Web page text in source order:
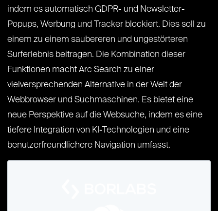
indem es automatisch GDPR- und Newsletter-
Popups, Werbung und Tracker blockiert. Dies soll zu
einem zu einem saubereren und ungestörteren
Surferlebnis beitragen. Die Kombination dieser
Funktionen macht Arc Search zu einer
vielversprechenden Alternative in der Welt der
Webbrowser und Suchmaschinen. Es bietet eine
neue Perspektive auf die Websuche, indem es eine
tiefere Integration von KI-Technologien und eine
benutzerfreundlichere Navigation umfasst.